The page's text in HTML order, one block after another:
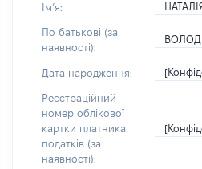
Імʼя:
По батькові (за
наявності):
Дата народження:
Реєстраційний
номер облікової
картки платника
податків (за
наявності):